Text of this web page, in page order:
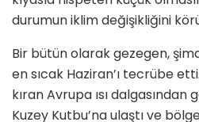
durumun iklim değişikliğini
Bir bütün olarak gezegen,
en sıcak Haziran’ı tecrübe
kıran Avrupa ısı dalgasından
Kuzey Kutbu’na ulaştı ve